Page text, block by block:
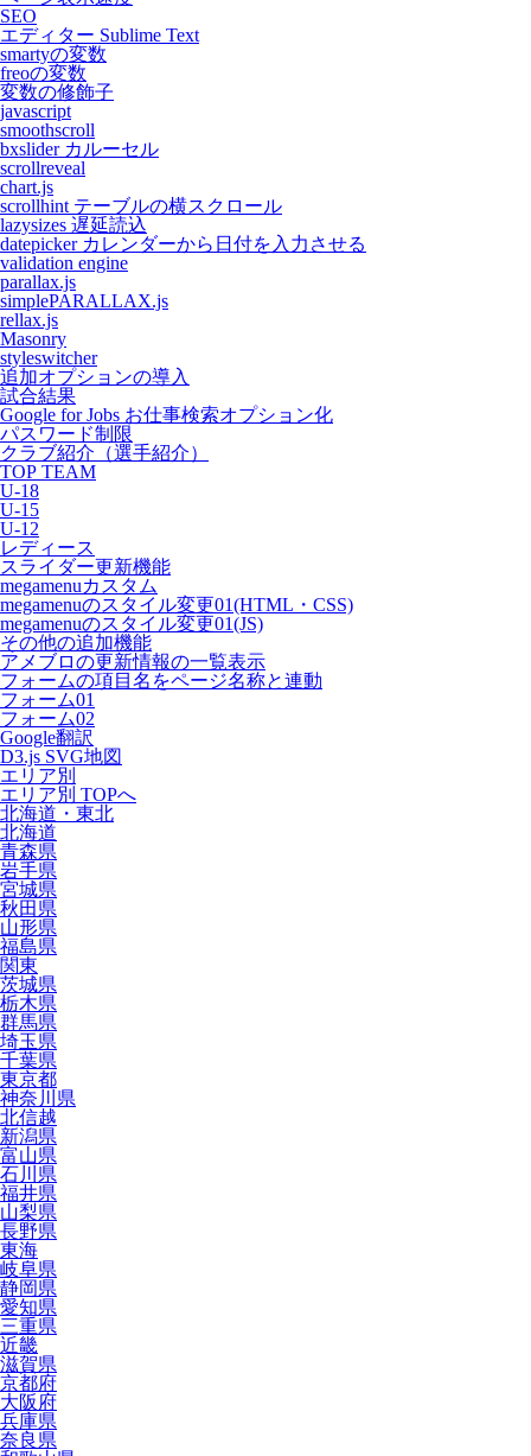
SEO
エディター Sublime Text
smartyの変数
freoの変数
変数の修飾子
javascript
smoothscroll
bxslider カルーセル
scrollreveal
chart.js
scrollhint テーブルの横スクロール
lazysizes 遅延読込
datepicker カレンダーから日付を入力させる
validation engine
parallax.js
simplePARALLAX.js
rellax.js
Masonry
styleswitcher
追加オプションの導入
試合結果
Google for Jobs お仕事検索オプション化
パスワード制限
クラブ紹介（選手紹介）
TOP TEAM
U-18
U-15
U-12
レディース
スライダー更新機能
megamenuカスタム
megamenuのスタイル変更01(HTML・CSS)
megamenuのスタイル変更01(JS)
その他の追加機能
アメブロの更新情報の一覧表示
フォームの項目名をページ名称と連動
フォーム01
フォーム02
Google翻訳
D3.js SVG地図
エリア別
エリア別 TOPへ
北海道・東北
北海道
青森県
岩手県
宮城県
秋田県
山形県
福島県
関東
茨城県
栃木県
群馬県
埼玉県
千葉県
東京都
神奈川県
北信越
新潟県
富山県
石川県
福井県
山梨県
長野県
東海
岐阜県
静岡県
愛知県
三重県
近畿
滋賀県
京都府
大阪府
兵庫県
奈良県